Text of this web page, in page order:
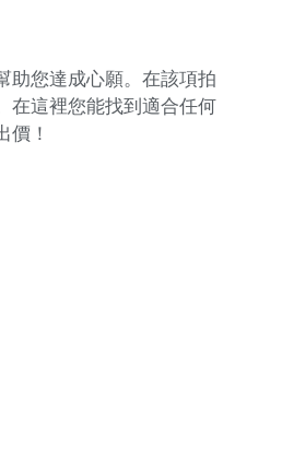
助您達成心願。在該項拍
在這裡您能找到適合任何
價！